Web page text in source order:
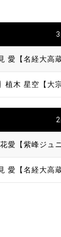
愛【名経大高
植木 星空【大
愛【紫峰ジュ
愛【名経大高